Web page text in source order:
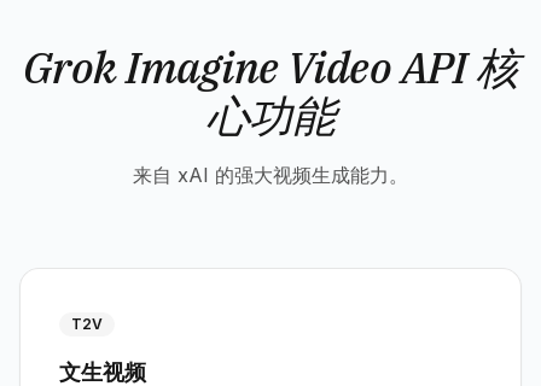
Grok Imagine Video API 核
心功能
来自 xAI 的强大视频生成能力。
T2V
文生视频